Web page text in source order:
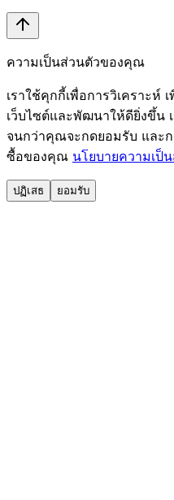
ความเป็นส่วนตัวของคุณ
เราใช้คุกกี้เพื่อการวิเคราะห์
เว็บไซต์และพัฒนาให้ดียิ่งขึ้น
จนกว่าคุณจะกดยอมรับ และ
ซื้อของคุณ นโยบายความเป็
ปฏิเสธ ยอมรับ